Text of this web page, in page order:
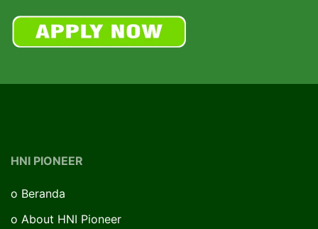
HNI PIONEER
o Beranda
o About HNI Pioneer